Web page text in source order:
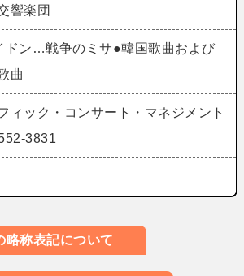
響楽団
ドン…戦争のミサ●韓国歌曲および
曲
ィック・コンサート・マネジメント
3831
略称表記について